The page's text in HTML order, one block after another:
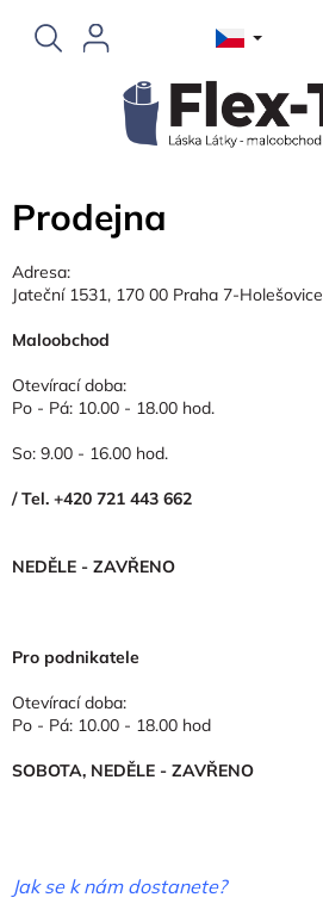
obsah
Prodejna
Adresa:
Jateční 1531, 170 00 Praha 7-Holešovice
Maloobchod
Otevírací doba:
Po - Pá: 10.00 - 18.00 hod.
So: 9.00 - 16.00 hod.
/ Tel. +420 721 443 662
NEDĚLE - ZAVŘENO
Pro podnikatele
Otevírací doba:
Po - Pá: 10.00 - 18.00 hod
SOBOTA, NEDĚLE - ZAVŘENO
Jak se k nám dostanete?